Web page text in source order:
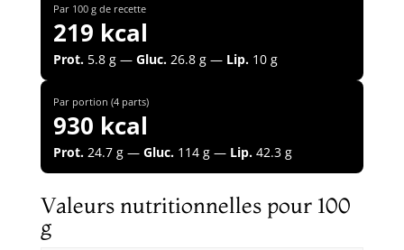
Par 100 g de recette
219 kcal
Prot.5.8 g — Gluc.26.8 g — Lip.10 g
Par portion (4 parts)
930 kcal
Prot.24.7 g — Gluc.114 g — Lip.42.3 g
Valeurs nutritionnelles pour 100
g